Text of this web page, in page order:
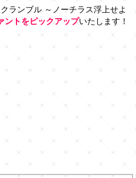
ランブル ～ノーチラス浮上せよ
ントをピックアップいたします！